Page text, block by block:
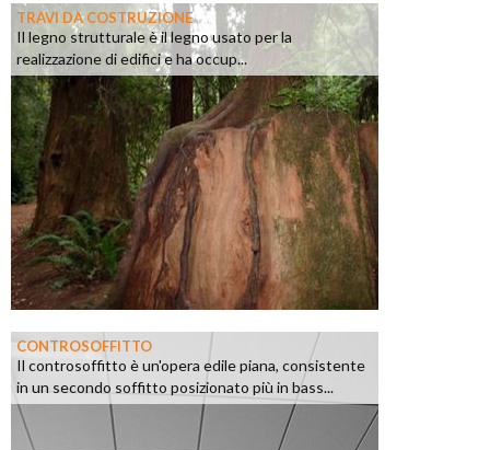
TRAVI DA COSTRUZIONE
Il legno strutturale è il legno usato per la
realizzazione di edifici e ha occup...
CONTROSOFFITTO
Il controsoffitto è un'opera edile piana, consistente
in un secondo soffitto posizionato più in bass...